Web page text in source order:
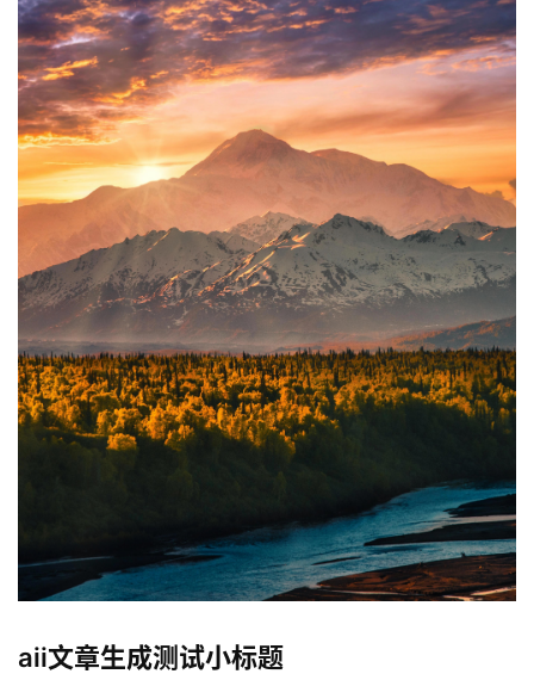
aii文章生成测试小标题